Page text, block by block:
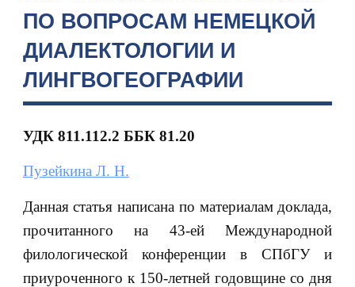
ПО ВОПРОСАМ НЕМЕЦКОЙ
ДИАЛЕКТОЛОГИИ И
ЛИНГВОГЕОГРАФИИ
УДК 811.112.2 ББК 81.20
Пузейкина Л. Н.
Данная статья написана по материалам доклада,
прочитанного на 43-ей Международной
филологической конференции в СПбГУ и
приуроченного к 150-летней годовщине со дня